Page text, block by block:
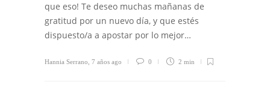
que eso! Te deseo muchas mañanas de
gratitud por un nuevo día, y que estés
dispuesto/a a apostar por lo mejor…
Hannia Serrano 7 años ago 0 2 min